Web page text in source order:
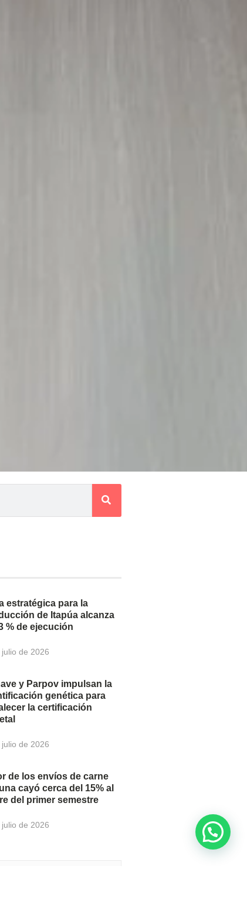
estratégica para la
de Itapúa alcanza
% de ejecución
julio de 2026
y Parpov impulsan la
genética para
la certificación
julio de 2026
de los envíos de carne
cayó cerca del 15% al
del primer semestre
julio de 2026